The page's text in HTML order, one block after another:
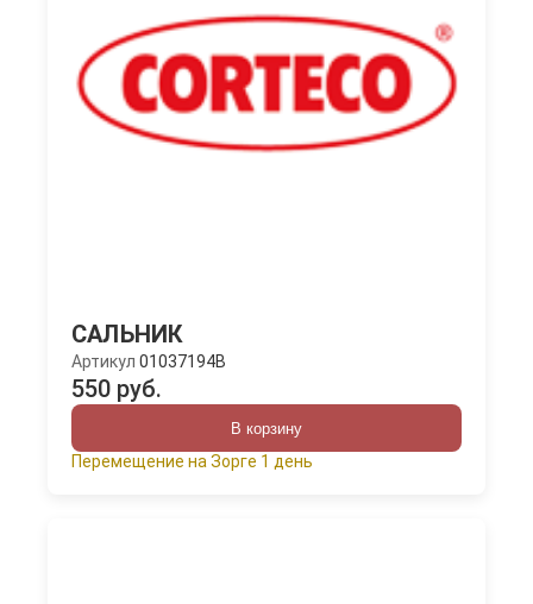
САЛЬНИК
Артикул 01037194B
550 руб.
В корзину
Перемещение на Зорге 1 день